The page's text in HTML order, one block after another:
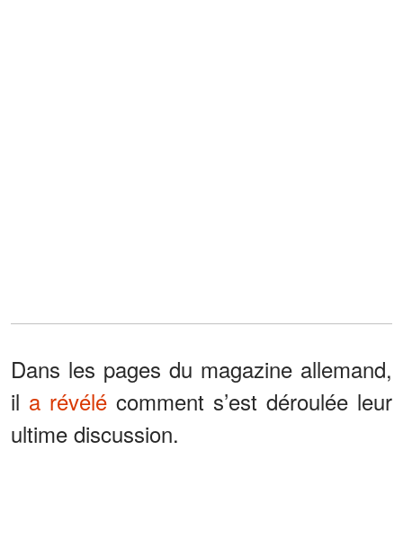
Dans les pages du magazine allemand,
il a révélé comment s’est déroulée leur
ultime discussion.